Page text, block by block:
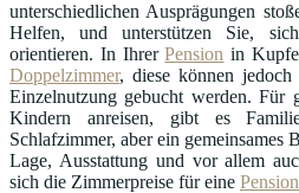
unterschiedlichen Ausprägungen
Helfen, und unterstützen Sie,
orientieren. In IhrerPension in
Doppelzimmer, diese können
Einzelnutzung gebucht werden. Für
Kindern anreisen, gibt es
Schlafzimmer, aber ein gemeinsames
Lage, Ausstattung und vor allem
sich die Zimmerpreise für eine Pension